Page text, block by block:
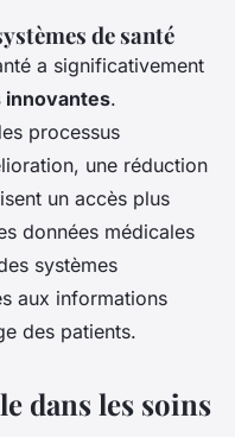
de santé
a significativement
innovantes.
processus
une réduction
un accès plus
données médicales
systèmes
aux informations
des patients.
dans les soins